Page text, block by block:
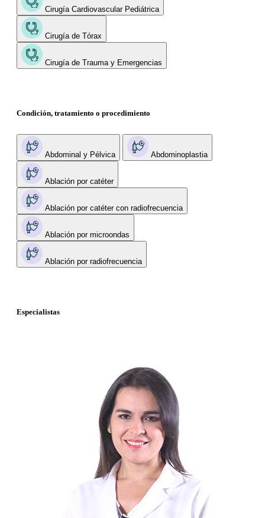
Cirugía Cardiovascular Pediátrica
Cirugía de Tórax
Cirugía de Trauma y Emergencias
Condición, tratamiento o procedimiento
Abdominal y Pélvica Abdominoplastia
Ablación por catéter
Ablación por catéter con radiofrecuencia
Ablación por microondas
Ablación por radiofrecuencia
Especialistas